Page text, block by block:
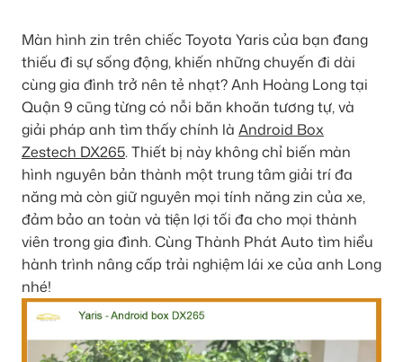
Màn hình zin trên chiếc Toyota Yaris của bạn đang
thiếu đi sự sống động, khiến những chuyến đi dài
cùng gia đình trở nên tẻ nhạt? Anh Hoàng Long tại
Quận 9 cũng từng có nỗi băn khoăn tương tự, và
giải pháp anh tìm thấy chính là Android Box
Zestech DX265. Thiết bị này không chỉ biến màn
hình nguyên bản thành một trung tâm giải trí đa
năng mà còn giữ nguyên mọi tính năng zin của xe,
đảm bảo an toàn và tiện lợi tối đa cho mọi thành
viên trong gia đình. Cùng Thành Phát Auto tìm hiểu
hành trình nâng cấp trải nghiệm lái xe của anh Long
nhé!